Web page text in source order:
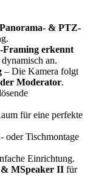
Panorama- & PTZ-
Framing erkennt
an.
– Die Kamera folgt
Moderator.
für eine perfekte
oder Tischmontage
Einrichtung.
MSpeaker II für